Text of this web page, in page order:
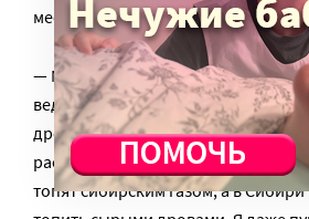
местный драматический театр.
— Мы нашли ей домик и привезли
ведь зима была, а мы беженцев не
дрова для них не покололи и не
рассказывает епископ Савватий. —
топят сибирским газом, а в